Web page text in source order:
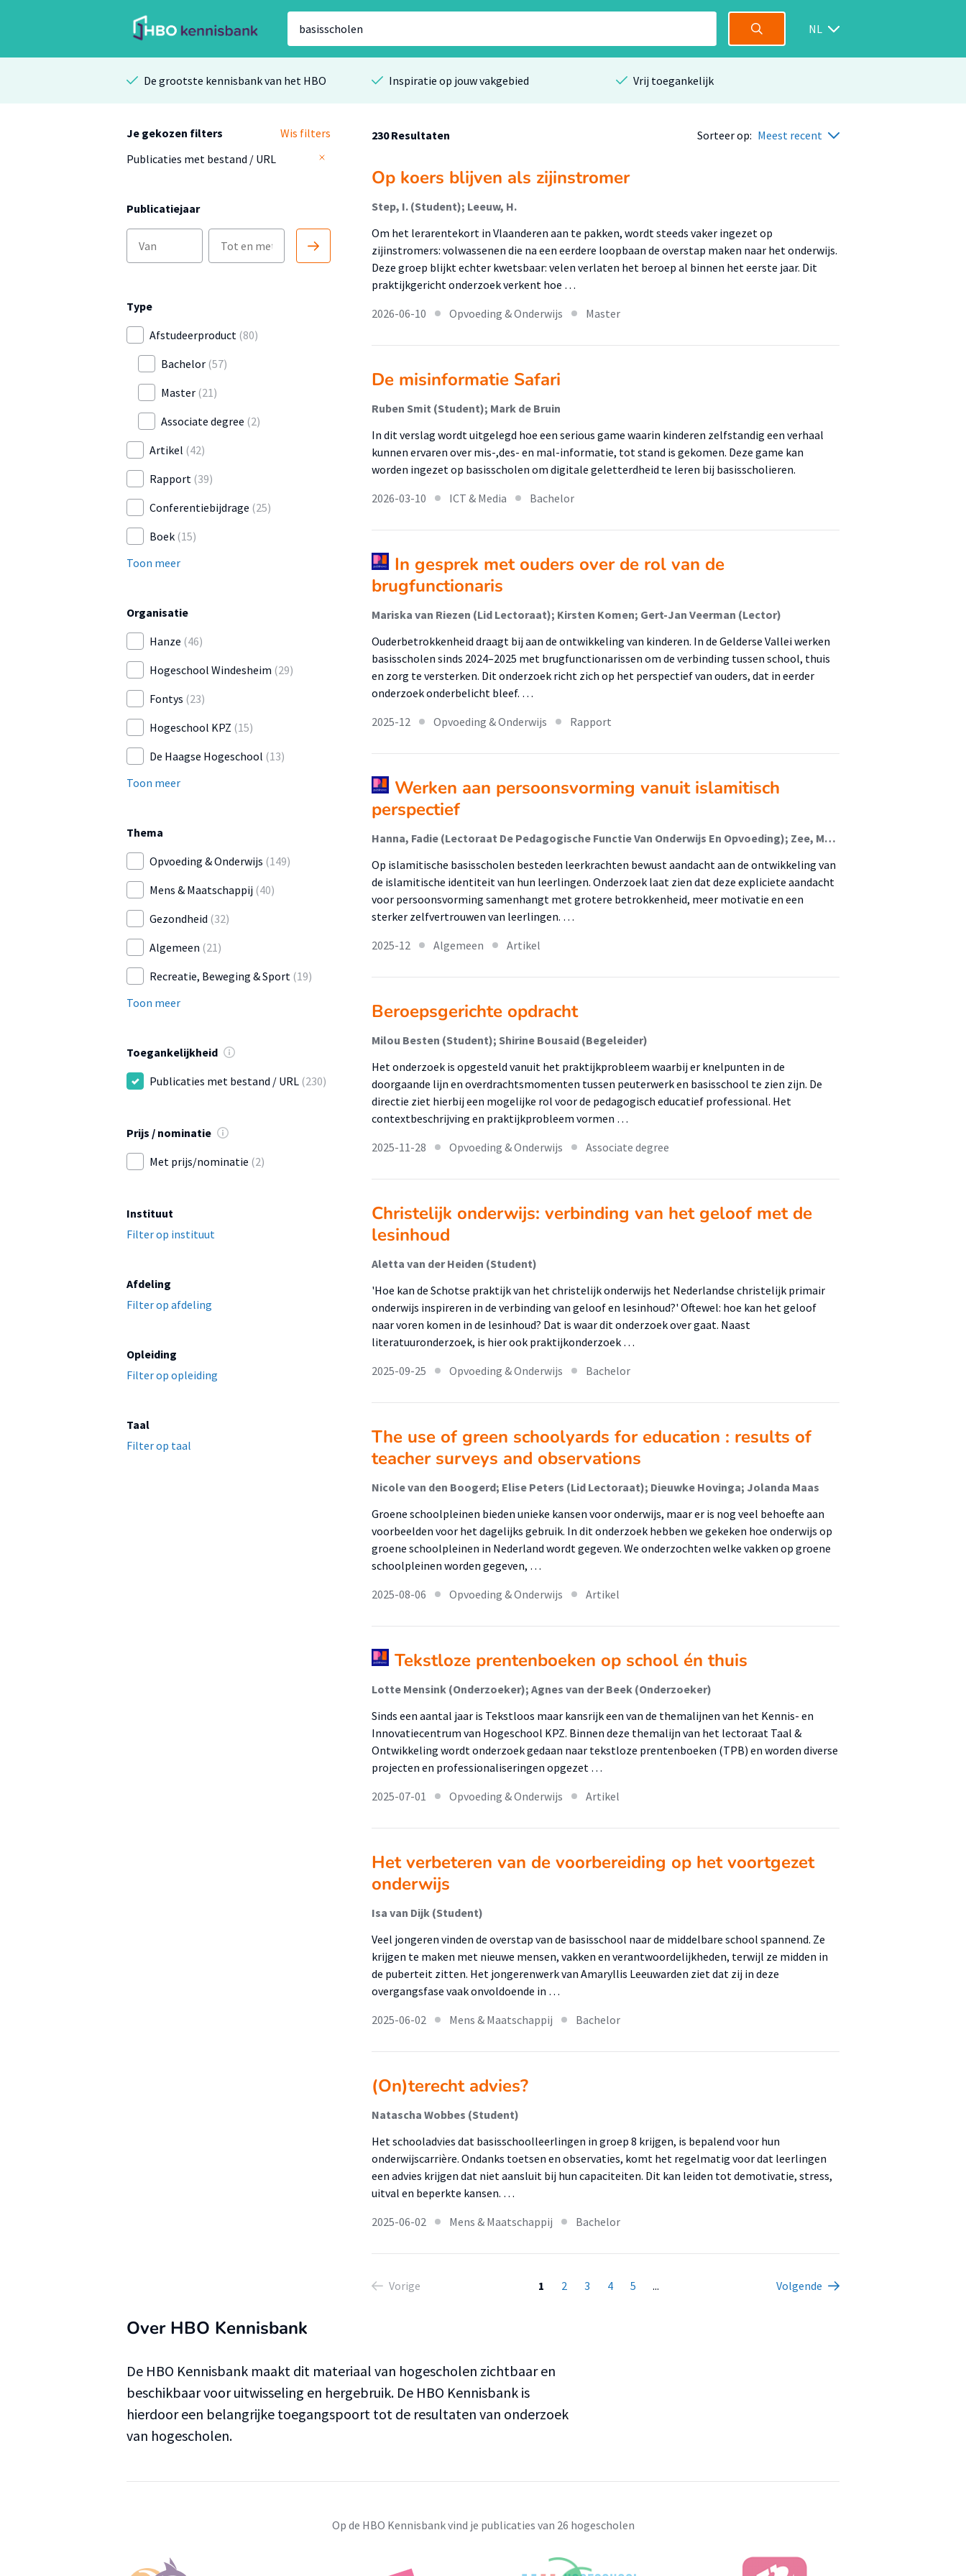
NL
De grootste kennisbank van het HBO Inspiratie op jouw vakgebied Vrij toegankelijk
Je gekozen filters
Wis filters
Publicaties met bestand / URL
Publicatiejaar
Type
Afstudeerproduct (80)
Bachelor (57)
Master (21)
Associate degree (2)
Artikel (42)
Rapport (39)
Conferentiebijdrage (25)
Boek (15)
Toon meer
Organisatie
Hanze (46)
Hogeschool Windesheim (29)
Fontys (23)
Hogeschool KPZ (15)
De Haagse Hogeschool (13)
Toon meer
Thema
Opvoeding & Onderwijs (149)
Mens & Maatschappij (40)
Gezondheid (32)
Algemeen (21)
Recreatie, Beweging & Sport (19)
Toon meer
Toegankelijkheid
Publicaties met bestand / URL (230)
Prijs / nominatie
Met prijs/nominatie (2)
Instituut
Filter op instituut
Afdeling
Filter op afdeling
Opleiding
Filter op opleiding
Taal
Filter op taal
230 Resultaten Sorteer op: Meest recent
Op koers blijven als zijinstromer
Step, I. (Student); Leeuw, H.
Om het lerarentekort in Vlaanderen aan te pakken, wordt steeds vaker ingezet op
zijinstromers: volwassenen die na een eerdere loopbaan de overstap maken naar het onderwijs.
Deze groep blijkt echter kwetsbaar: velen verlaten het beroep al binnen het eerste jaar. Dit
praktijkgericht onderzoek verkent hoe …
2026-06-10
Opvoeding & Onderwijs Master
De misinformatie Safari
Ruben Smit (Student); Mark de Bruin
In dit verslag wordt uitgelegd hoe een serious game waarin kinderen zelfstandig een verhaal
kunnen ervaren over mis-,des- en mal-informatie, tot stand is gekomen. Deze game kan
worden ingezet op basisscholen om digitale geletterdheid te leren bij basisscholieren.
2026-03-10
ICT & Media Bachelor
In gesprek met ouders over de rol van de
brugfunctionaris
Mariska van Riezen (Lid Lectoraat); Kirsten Komen; Gert-Jan Veerman (Lector)
Ouderbetrokkenheid draagt bij aan de ontwikkeling van kinderen. In de Gelderse Vallei werken
basisscholen sinds 2024–2025 met brugfunctionarissen om de verbinding tussen school, thuis
en zorg te versterken. Dit onderzoek richt zich op het perspectief van ouders, dat in eerder
onderzoek onderbelicht bleef. …
2025-12
Opvoeding & Onderwijs Rapport
Werken aan persoonsvorming vanuit islamitisch
perspectief
Hanna, Fadie (Lectoraat De Pedagogische Functie Van Onderwijs En Opvoeding); Zee, Marjolein; Sawalhi, Rania
Op islamitische basisscholen besteden leerkrachten bewust aandacht aan de ontwikkeling van
de islamitische identiteit van hun leerlingen. Onderzoek laat zien dat deze expliciete aandacht
voor persoonsvorming samenhangt met grotere betrokkenheid, meer motivatie en een
sterker zelfvertrouwen van leerlingen. …
2025-12
Algemeen Artikel
Beroepsgerichte opdracht
Milou Besten (Student); Shirine Bousaid (Begeleider)
Het onderzoek is opgesteld vanuit het praktijkprobleem waarbij er knelpunten in de
doorgaande lijn en overdrachtsmomenten tussen peuterwerk en basisschool te zien zijn. De
directie ziet hierbij een mogelijke rol voor de pedagogisch educatief professional. Het
contextbeschrijving en praktijkprobleem vormen …
2025-11-28
Opvoeding & Onderwijs Associate degree
Christelijk onderwijs: verbinding van het geloof met de
lesinhoud
Aletta van der Heiden (Student)
'Hoe kan de Schotse praktijk van het christelijk onderwijs het Nederlandse christelijk primair
onderwijs inspireren in de verbinding van geloof en lesinhoud?' Oftewel: hoe kan het geloof
naar voren komen in de lesinhoud? Dat is waar dit onderzoek over gaat. Naast
literatuuronderzoek, is hier ook praktijkonderzoek …
2025-09-25
Opvoeding & Onderwijs Bachelor
The use of green schoolyards for education : results of
teacher surveys and observations
Nicole van den Boogerd; Elise Peters (Lid Lectoraat); Dieuwke Hovinga; Jolanda Maas
Groene schoolpleinen bieden unieke kansen voor onderwijs, maar er is nog veel behoefte aan
voorbeelden voor het dagelijks gebruik. In dit onderzoek hebben we gekeken hoe onderwijs op
groene schoolpleinen in Nederland wordt gegeven. We onderzochten welke vakken op groene
schoolpleinen worden gegeven, …
2025-08-06
Opvoeding & Onderwijs Artikel
Tekstloze prentenboeken op school én thuis
Lotte Mensink (Onderzoeker); Agnes van der Beek (Onderzoeker)
Sinds een aantal jaar is Tekstloos maar kansrijk een van de themalijnen van het Kennis- en
Innovatiecentrum van Hogeschool KPZ. Binnen deze themalijn van het lectoraat Taal &
Ontwikkeling wordt onderzoek gedaan naar tekstloze prentenboeken (TPB) en worden diverse
projecten en professionaliseringen opgezet …
2025-07-01
Opvoeding & Onderwijs Artikel
Het verbeteren van de voorbereiding op het voortgezet
onderwijs
Isa van Dijk (Student)
Veel jongeren vinden de overstap van de basisschool naar de middelbare school spannend. Ze
krijgen te maken met nieuwe mensen, vakken en verantwoordelijkheden, terwijl ze midden in
de puberteit zitten. Het jongerenwerk van Amaryllis Leeuwarden ziet dat zij in deze
overgangsfase vaak onvoldoende in …
2025-06-02
Mens & Maatschappij Bachelor
(On)terecht advies?
Natascha Wobbes (Student)
Het schooladvies dat basisschoolleerlingen in groep 8 krijgen, is bepalend voor hun
onderwijscarrière. Ondanks toetsen en observaties, komt het regelmatig voor dat leerlingen
een advies krijgen dat niet aansluit bij hun capaciteiten. Dit kan leiden tot demotivatie, stress,
uitval en beperkte kansen. …
2025-06-02
Mens & Maatschappij Bachelor
Vorige 1 2 3 4 5 ... Volgende
Over HBO Kennisbank
De HBO Kennisbank maakt dit materiaal van hogescholen zichtbaar en
beschikbaar voor uitwisseling en hergebruik. De HBO Kennisbank is
hierdoor een belangrijke toegangspoort tot de resultaten van onderzoek
van hogescholen.
Op de HBO Kennisbank vind je publicaties van 26 hogescholen